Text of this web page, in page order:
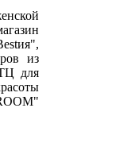
из
для